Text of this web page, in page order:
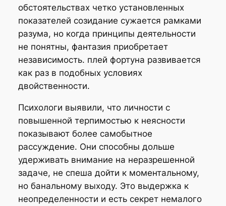
обстоятельствах четко установленных
показателей созидание сужается рамками
разума, но когда принципы деятельности
не понятны, фантазия приобретает
независимость. плей фортуна развивается
как раз в подобных условиях
двойственности.
Психологи выявили, что личности с
повышенной терпимостью к неясности
показывают более самобытное
рассуждение. Они способны дольше
удерживать внимание на неразрешенной
задаче, не спеша дойти к моментальному,
но банальному выходу. Это выдержка к
неопределенности и есть секрет немалого